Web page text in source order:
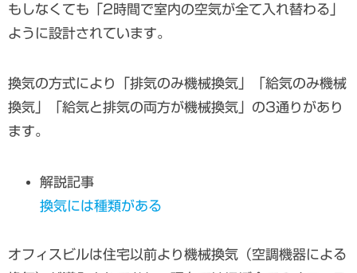
もしなくても「2時間で室内の空気が全て入れ替わる」
ように設計されています。
換気の方式により「排気のみ機械換気」「給気のみ機械
換気」「給気と排気の両方が機械換気」の3通りがあり
ます。
解説記事
換気には種類がある
オフィスビルは住宅以前より機械換気（空調機器による